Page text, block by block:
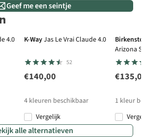
Geef me een seintje
4.0 K-WayJas Le Vrai Claude 4.0
52
€140,00
4 kleuren beschikbaar
Vergelijk
Arizona
Nubuck
1 kleur
alle alternatieven